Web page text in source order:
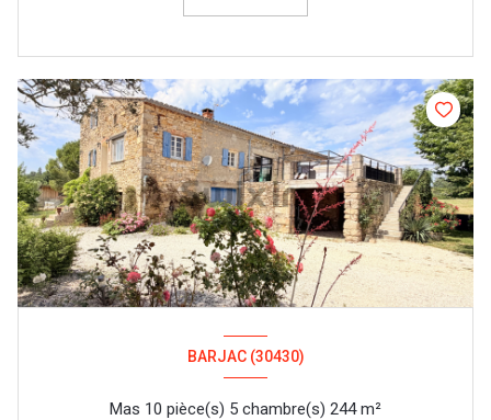
BARJAC (30430)
Mas 10 pièce(s) 5 chambre(s) 244 m²